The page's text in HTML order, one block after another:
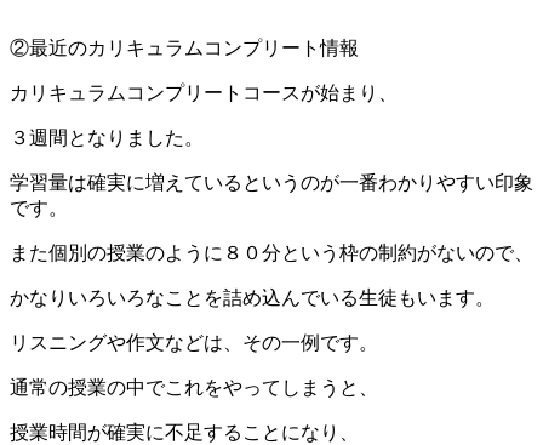
②最近のカリキュラムコンプリート情報
カリキュラムコンプリートコースが始まり、
３週間となりました。
学習量は確実に増えているというのが一番わかりやすい印象
です。
また個別の授業のように８０分という枠の制約がないので、
かなりいろいろなことを詰め込んでいる生徒もいます。
リスニングや作文などは、その一例です。
通常の授業の中でこれをやってしまうと、
授業時間が確実に不足することになり、